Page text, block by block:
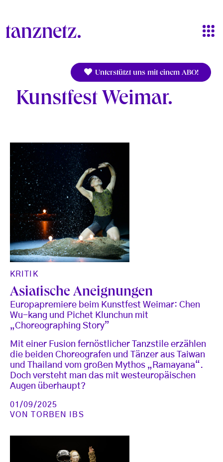
Unterstützt uns mit einem ABO!
Kunstfest Weimar
KRITIK
Asiatische Aneignungen
Europapremiere beim Kunstfest Weimar: Chen
Wu-kang und Pichet Klunchun mit
„Choreographing Story”
Mit einer Fusion fernöstlicher Tanzstile erzählen
die beiden Choreografen und Tänzer aus Taiwan
und Thailand vom großen Mythos „Ramayana“.
Doch versteht man das mit westeuropäischen
Augen überhaupt?
01/09/2025
VON
TORBEN IBS